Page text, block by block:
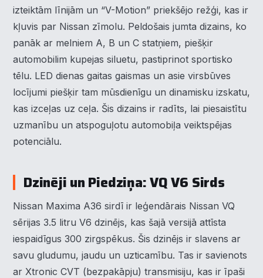
izteiktām līnijām un “V-Motion” priekšējo režģi, kas ir
kļuvis par Nissan zīmolu. Peldošais jumta dizains, ko
panāk ar melniem A, B un C statņiem, piešķir
automobilim kupejas siluetu, pastiprinot sportisko
tēlu. LED dienas gaitas gaismas un asie virsbūves
locījumi piešķir tam mūsdienīgu un dinamisku izskatu,
kas izceļas uz ceļa. Šis dizains ir radīts, lai piesaistītu
uzmanību un atspoguļotu automobiļa veiktspējas
potenciālu.
Dzinēji un Piedziņa: VQ V6 Sirds
Nissan Maxima A36 sirdī ir leģendārais Nissan VQ
sērijas 3.5 litru V6 dzinējs, kas šajā versijā attīsta
iespaidīgus 300 zirgspēkus. Šis dzinējs ir slavens ar
savu gludumu, jaudu un uzticamību. Tas ir savienots
ar Xtronic CVT (bezpakāpju) transmisiju, kas ir īpaši